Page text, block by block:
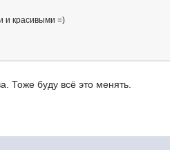
и красивыми =)
Тоже буду всё это менять.